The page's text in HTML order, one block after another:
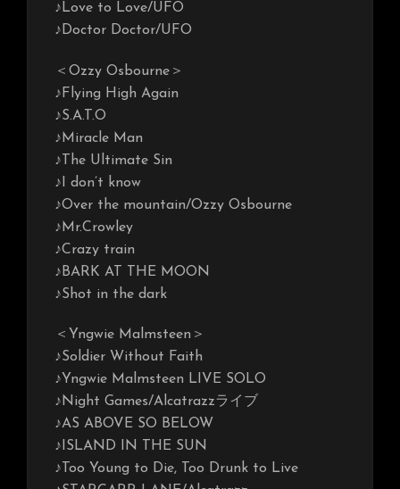
♪Love to Love/UFO
♪Doctor Doctor/UFO
＜Ozzy Osbourne＞
♪Flying High Again
♪S.A.T.O
♪Miracle Man
♪The Ultimate Sin
♪I don’t know
♪Over the mountain/Ozzy Osbourne
♪Mr.Crowley
♪Crazy train
♪BARK AT THE MOON
♪Shot in the dark
＜Yngwie Malmsteen＞
♪Soldier Without Faith
♪Yngwie Malmsteen LIVE SOLO
♪Night Games/Alcatrazzライブ
♪AS ABOVE SO BELOW
♪ISLAND IN THE SUN
♪Too Young to Die, Too Drunk to Live